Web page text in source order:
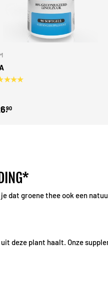
90
dat groene thee ook een
deze plant haalt. Onze